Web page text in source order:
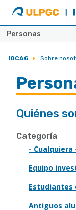
ULPGC
Personas
IOCAG Sobre
Quiénes
Categoría
- Cualquiera
Equipo
Estudiantes
Antiguos